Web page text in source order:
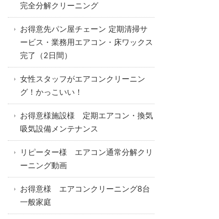
完全分解クリーニング
お得意先パン屋チェーン 定期清掃サ
ービス・業務用エアコン・床ワックス
完了（2日間）
女性スタッフがエアコンクリーニン
グ！かっこいい！
お得意様施設様 定期エアコン・換気
吸気設備メンテナンス
リピーター様 エアコン通常分解クリ
ーニング動画
お得意様 エアコンクリーニング8台
一般家庭